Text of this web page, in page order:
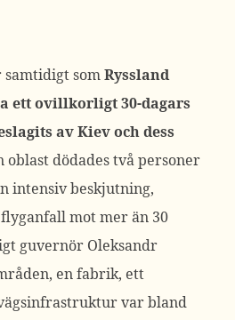
somRyssland
ett ovillkorligt 30-dagars
av Kiev och dess
oblast dödades två personer
intensiv beskjutning,
mot mer än 30
guvernör Oleksandr
en fabrik, ett
var bland